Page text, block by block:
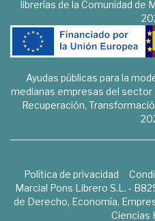
librerías de la Comunidad de
Ayudas públicas para la
medianas empresas del sector
Recuperación,
Política de privacidad
Marcial Pons Librero S.L. -
de Derecho, Economía,
Ciencias